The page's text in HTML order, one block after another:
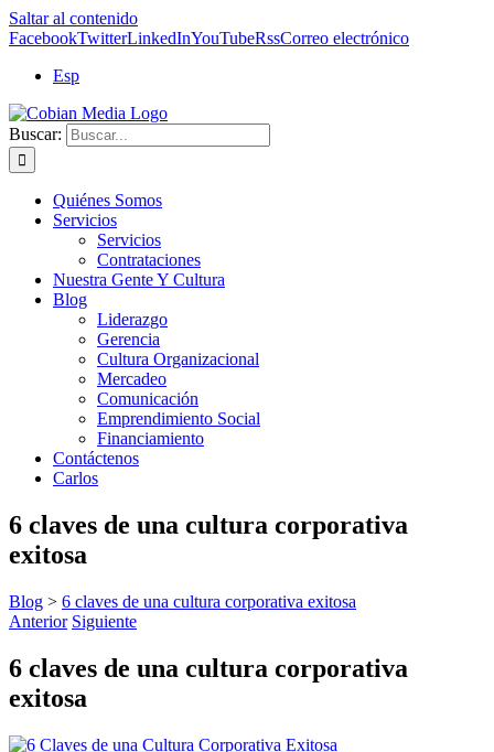
Saltar al contenido
FacebookTwitterLinkedInYouTubeRssCorreo electrónico
Esp
Buscar:
Quiénes Somos
Servicios
Servicios
Contrataciones
Nuestra Gente Y Cultura
Blog
Liderazgo
Gerencia
Cultura Organizacional
Mercadeo
Comunicación
Emprendimiento Social
Financiamiento
Contáctenos
Carlos
6 claves de una cultura corporativa
exitosa
Blog > 6 claves de una cultura corporativa exitosa
Anterior Siguiente
6 claves de una cultura corporativa
exitosa